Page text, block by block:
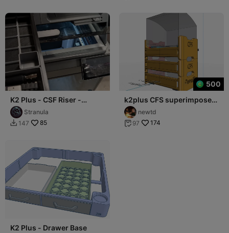
K2 Plus - CSF Riser -
Drawer Options
Stranula
 147 85
500
k2plus CFS superimpose
systemnewtd
 97 174
K2 Plus - Drawer Base